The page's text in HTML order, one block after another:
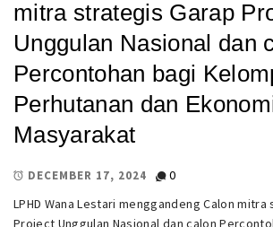
mitra strategis Garap
Unggulan Nasional dan
Percontohan bagi
Perhutanan dan
Masyarakat
DECEMBER 17, 2024
0
LPHD Wana Lestari menggandeng Calon
Project Unggulan Nasional dan calon